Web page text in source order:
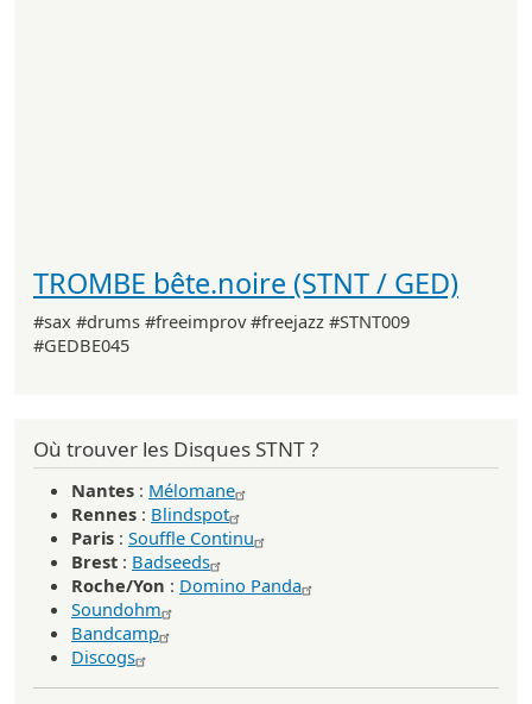
TROMBE bête.noire (STNT / GED)
#sax #drums #freeimprov #freejazz #STNT009
#GEDBE045
Où trouver les Disques STNT ?
Nantes : Mélomane
Rennes : Blindspot
Paris : Souffle Continu
Brest : Badseeds
Roche/Yon : Domino Panda
Soundohm
Bandcamp
Discogs